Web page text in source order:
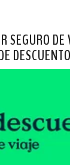
SEGURO DE
DESCUENTO